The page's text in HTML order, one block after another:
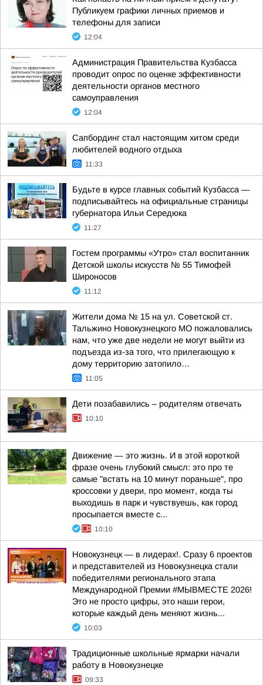
Публикуем графики личных приемов и
телефоны для записи
12:04
Администрация Правительства Кузбасса
проводит опрос по оценке эффективности
деятельности органов местного
самоуправления
12:04
Сапбординг стал настоящим хитом среди
любителей водного отдыха
11:33
Будьте в курсе главных событий Кузбасса —
подписывайтесь на официальные страницы
губернатора Ильи Середюка
11:27
Гостем программы «Утро» стал воспитанник
Детской школы искусств № 55 Тимофей
Широносов
11:12
Жители дома № 15 на ул. Советской ст.
Тальжино Новокузнецкого МО пожаловались
нам, что уже две недели не могут выйти из
подъезда из-за того, что прилегающую к
дому территорию затопило…
11:05
Дети позабавились – родителям отвечать
10:10
Движение — это жизнь. И в этой короткой
фразе очень глубокий смысл: это про те
самые "встать на 10 минут пораньше", про
кроссовки у двери, про момент, когда ты
выходишь в парк и чувствуешь, как город
просыпается вместе с...
10:10
Новокузнецк — в лидерах!. Сразу 6 проектов
и представителей из Новокузнецка стали
победителями регионального этапа
Международной Премии #МЫВМЕСТЕ 2026!
Это не просто цифры, это наши герои,
которые каждый день меняют жизнь...
10:03
Традиционные школьные ярмарки начали
работу в Новокузнецке
09:33